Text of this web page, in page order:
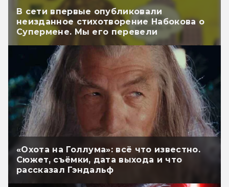
В сети впервые опубликовали
неизданное стихотворение Набокова о
Супермене. Мы его перевели
«Охота на Голлума»: всё что известно.
Сюжет, съёмки, дата выхода и что
рассказал Гэндальф